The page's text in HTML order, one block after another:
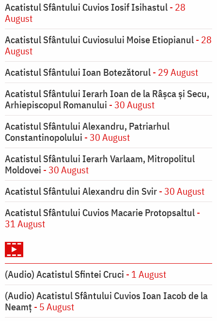
Acatistul Sfântului Cuvios Iosif Isihastul- 28
August
Acatistul Sfântului Cuviosului Moise Etiopianul- 28
August
Acatistul Sfântului Ioan Botezătorul- 29 August
Acatistul Sfântului Ierarh Ioan de la Râşca şi Secu,
Arhiepiscopul Romanului - 30 August
Acatistul Sfântului Alexandru, Patriarhul
Constantinopolului - 30 August
Acatistul Sfântului Ierarh Varlaam, Mitropolitul
Moldovei - 30 August
Acatistul Sfântului Alexandru din Svir- 30 August
Acatistul Sfântului Cuvios Macarie Protopsaltul-
31 August
(Audio) Acatistul Sfintei Cruci - 1 August
(Audio) Acatistul Sfântului Cuvios Ioan Iacob de la
Neamț - 5 August